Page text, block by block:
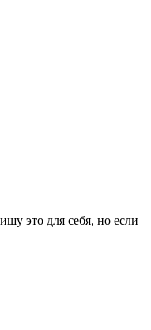
это для себя, но если